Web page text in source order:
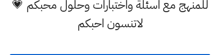
للمنهج مع اسئلة واختبارات وحلول محبكم 💗
لاتنسون احبكم